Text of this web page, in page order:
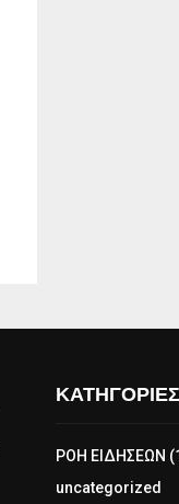
ΚΑΤΗΓΟΡΙΕΣ
ΡΟΗ ΕΙΔΗΣΕΩΝ
uncategorized